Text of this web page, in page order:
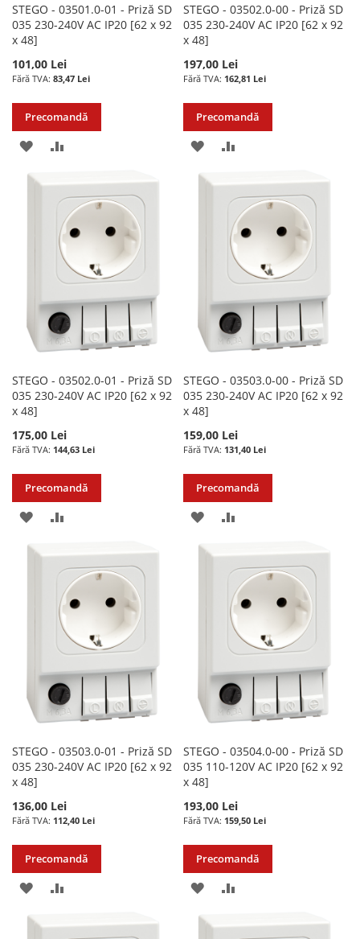
STEGO - 03501.0-01 - Priză SD
035 230-240V AC IP20 [62 x 92
x 48]
101,00 Lei
83,47 Lei
Precomandă
ADAUGATI
LISTA
DORINTE
COMPARARE
STEGO - 03502.0-00 - Priză SD
035 230-240V AC IP20 [62 x 92
x 48]
197,00 Lei
162,81 Lei
Precomandă
ADAUGATI
LISTA
DORINTE
COMPARARE
STEGO - 03502.0-01 - Priză SD
035 230-240V AC IP20 [62 x 92
x 48]
175,00 Lei
144,63 Lei
Precomandă
ADAUGATI
LISTA
DORINTE
COMPARARE
STEGO - 03503.0-00 - Priză SD
035 230-240V AC IP20 [62 x 92
x 48]
159,00 Lei
131,40 Lei
Precomandă
ADAUGATI
LISTA
DORINTE
COMPARARE
STEGO - 03503.0-01 - Priză SD
035 230-240V AC IP20 [62 x 92
x 48]
136,00 Lei
112,40 Lei
Precomandă
ADAUGATI
STEGO - 03504.0-00 - Priză SD
035 110-120V AC IP20 [62 x 92
x 48]
193,00 Lei
159,50 Lei
Precomandă
ADAUGATI